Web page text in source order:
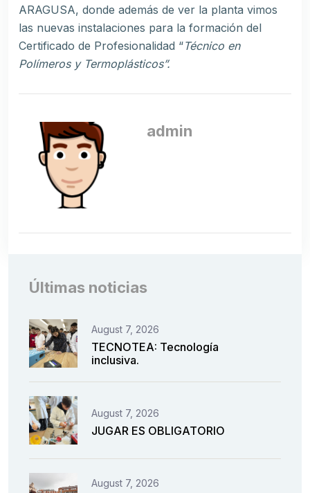
ARAGUSA, donde además de ver la planta vimos
las nuevas instalaciones para la formación del
Certificado de Profesionalidad “Técnico en
Polímeros y Termoplásticos”.
admin
Últimas noticias
August 7, 2026
TECNOTEA: Tecnología
inclusiva.
August 7, 2026
JUGAR ES OBLIGATORIO
August 7, 2026